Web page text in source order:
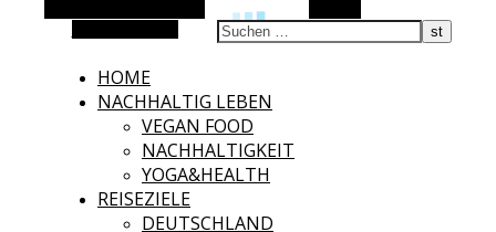
HOME
NACHHALTIG LEBEN
VEGAN FOOD
NACHHALTIGKEIT
YOGA&HEALTH
REISEZIELE
DEUTSCHLAND